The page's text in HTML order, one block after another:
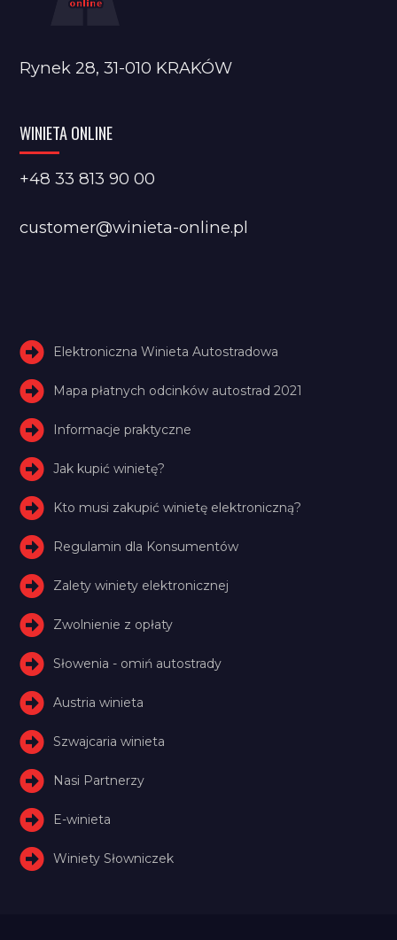
Rynek 28, 31-010 KRAKÓW
WINIETA ONLINE
+48 33 813 90 00
customer@winieta-online.pl
Elektroniczna Winieta Autostradowa
Mapa płatnych odcinków autostrad 2021
Informacje praktyczne
Jak kupić winietę?
Kto musi zakupić winietę elektroniczną?
Regulamin dla Konsumentów
Zalety winiety elektronicznej
Zwolnienie z opłaty
Słowenia - omiń autostrady
Austria winieta
Szwajcaria winieta
Nasi Partnerzy
E-winieta
Winiety Słowniczek